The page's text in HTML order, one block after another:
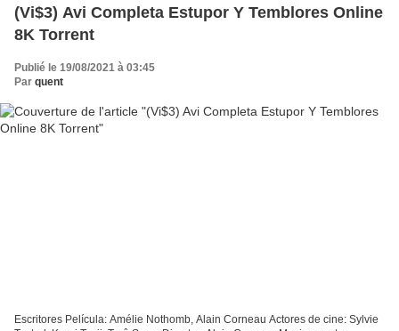
(Vi$3) Avi Completa Estupor Y Temblores Online
8K Torrent
Publié le 19/08/2021 à 03:45
Par quent
Escritores Película: Amélie Nothomb, Alain Corneau Actores de cine: Sylvie